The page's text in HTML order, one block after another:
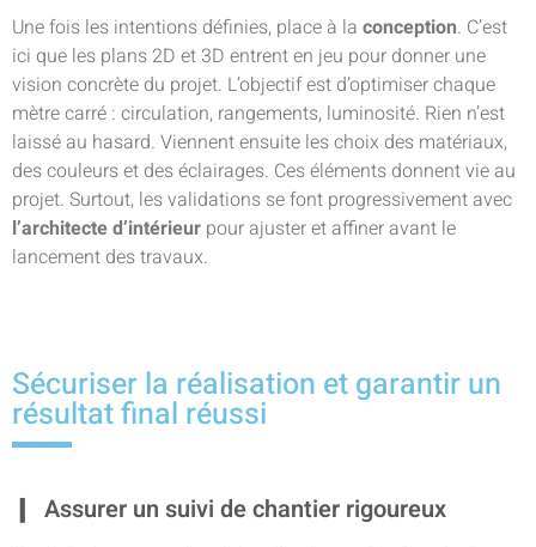
Une fois les intentions définies, place à la conception. C’est
ici que les plans 2D et 3D entrent en jeu pour donner une
vision concrète du projet. L’objectif est d’optimiser chaque
mètre carré : circulation, rangements, luminosité. Rien n’est
laissé au hasard. Viennent ensuite les choix des matériaux,
des couleurs et des éclairages. Ces éléments donnent vie au
projet. Surtout, les validations se font progressivement avec
l’architecte d’intérieur pour ajuster et affiner avant le
lancement des travaux.
Sécuriser la réalisation et garantir un
résultat final réussi
Assurer un suivi de chantier rigoureux